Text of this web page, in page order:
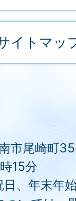
イトマッ
尾崎町35
15分
、年末年